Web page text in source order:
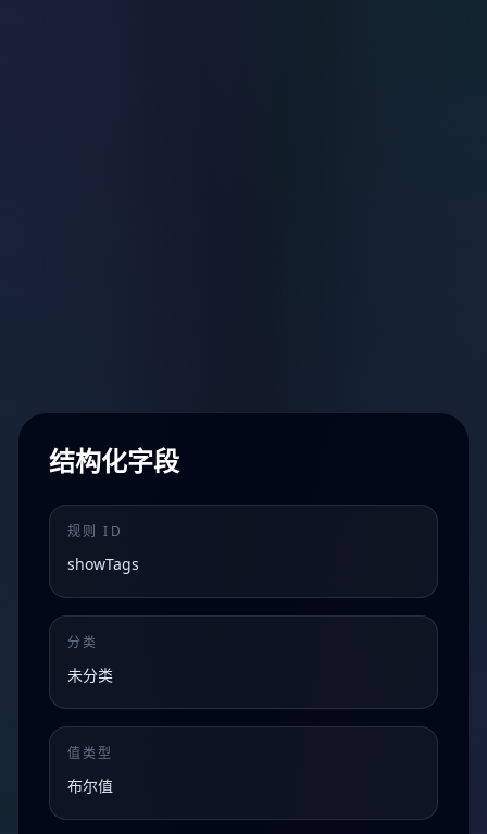
结构化字段
规则 ID
showTags
分类
未分类
值类型
布尔值